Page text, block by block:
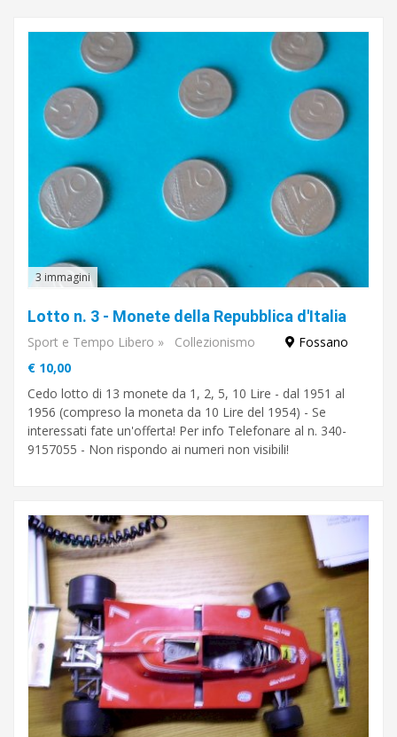
3 immagini
Lotto n. 3 - Monete della Repubblica d'Italia
Sport e Tempo Libero » Collezionismo
Fossano
€ 10,00
Cedo lotto di 13 monete da 1, 2, 5, 10 Lire - dal 1951 al
1956 (compreso la moneta da 10 Lire del 1954) - Se
interessati fate un'offerta! Per info Telefonare al n. 340-
9157055 - Non rispondo ai numeri non visibili!